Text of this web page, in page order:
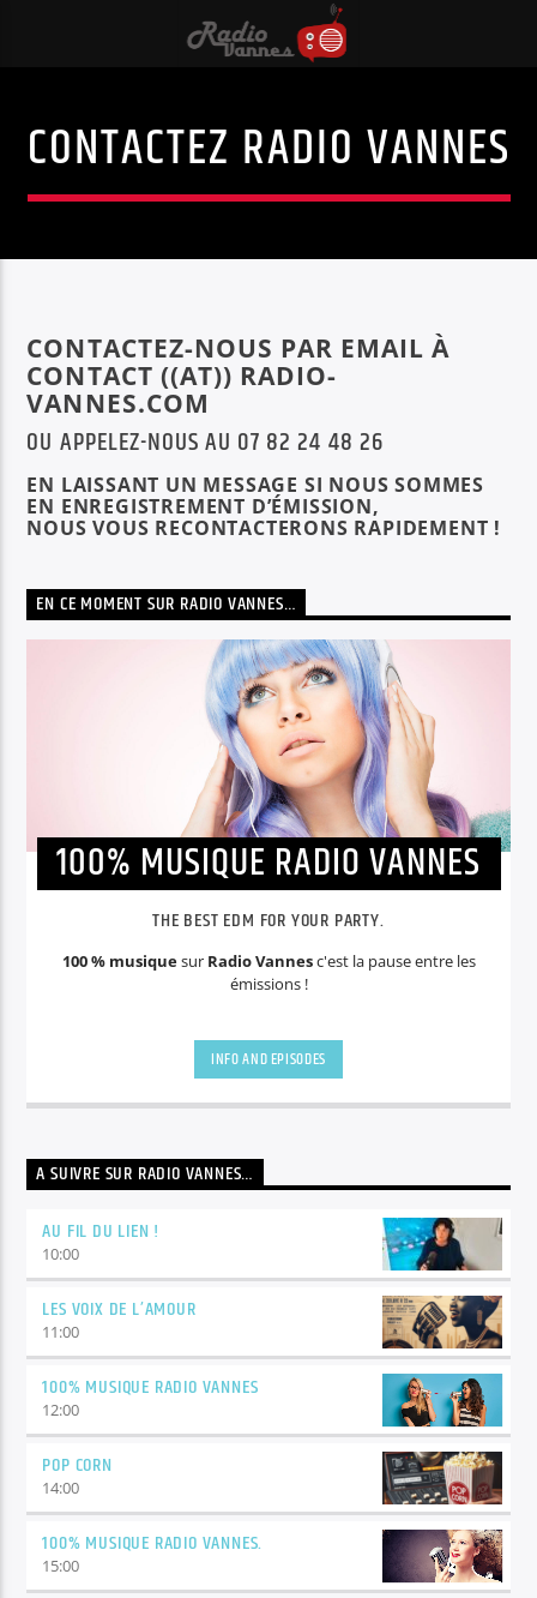
CONTACTEZ RADIO VANNES
CONTACTEZ-NOUS PAR EMAIL À
CONTACT ((AT)) RADIO-
VANNES.COM
OU APPELEZ-NOUS AU 07 82 24 48 26
EN LAISSANT UN MESSAGE SI NOUS SOMMES
EN ENREGISTREMENT D’ÉMISSION,
NOUS VOUS RECONTACTERONS RAPIDEMENT !
EN CE MOMENT SUR RADIO VANNES…
100% MUSIQUE RADIO VANNES
THE BEST EDM FOR YOUR PARTY.
100 % musiquesur Radio Vannesc'est la pause entre les
émissions !
INFO AND EPISODES
A SUIVRE SUR RADIO VANNES…
AU FIL DU LIEN !
10:00
LES VOIX DE L’AMOUR
11:00
100% MUSIQUE RADIO VANNES
12:00
POP CORN
14:00
100% MUSIQUE RADIO VANNES.
15:00